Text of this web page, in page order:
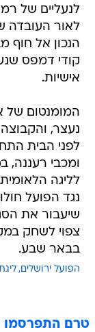
לנעליים של
לאור העובדה
הנכון אל חוף
קודי דמפס
אישיות.
המומנטום של
נעצר,
לפני הבית
ומכבי רעננה,
לליגה
נגד הפועל
שיעבור את
צפוי לשחק
בבאר שבע.
הפועל ירושלים
טרם התפרסמו